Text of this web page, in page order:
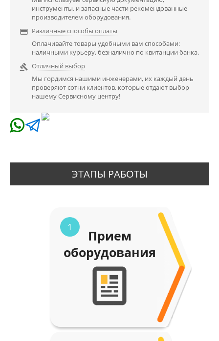
инструменты, и запасные части рекомендованные
производителем оборудования.
 Различные способы оплаты
Оплачивайте товары удобными вам способами:
наличными курьеру, безналично по квитанции банка.
 Отличный выбор
Мы гордимся нашими инженерами, их каждый день
проверяют сотни клиентов, которые отдают выбор
нашему Сервисному центру!
ЭТАПЫ РАБОТЫ
1
Прием
оборудования